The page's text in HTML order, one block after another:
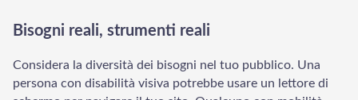
Bisogni reali, strumenti reali
Considera la diversità dei bisogni nel tuo pubblico. Una
persona con disabilità visiva potrebbe usare un lettore di